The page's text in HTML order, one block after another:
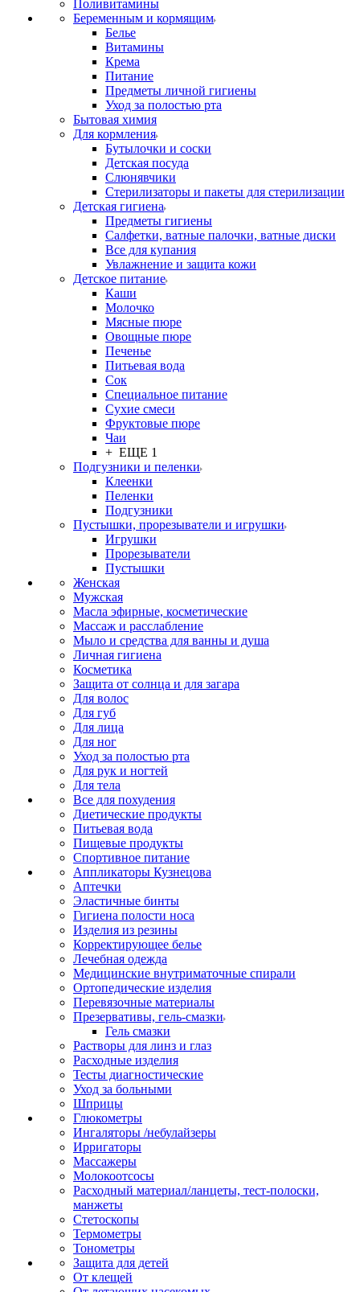
Поливитамины
Беременным и кормящим
Белье
Витамины
Крема
Питание
Предметы личной гигиены
Уход за полостью рта
Бытовая химия
Для кормления
Бутылочки и соски
Детская посуда
Слюнявчики
Стерилизаторы и пакеты для стерилизации
Детская гигиена
Предметы гигиены
Салфетки, ватные палочки, ватные диски
Все для купания
Увлажнение и защита кожи
Детское питание
Каши
Молочко
Мясные пюре
Овощные пюре
Печенье
Питьевая вода
Сок
Специальное питание
Сухие смеси
Фруктовые пюре
Чаи
+ ЕЩЕ 1
Подгузники и пеленки
Клеенки
Пеленки
Подгузники
Пустышки, прорезыватели и игрушки
Игрушки
Прорезыватели
Пустышки
Женская
Мужская
Масла эфирные, косметические
Массаж и расслабление
Мыло и средства для ванны и душа
Личная гигиена
Косметика
Защита от солнца и для загара
Для волос
Для губ
Для лица
Для ног
Уход за полостью рта
Для рук и ногтей
Для тела
Все для похудения
Диетические продукты
Питьевая вода
Пищевые продукты
Спортивное питание
Аппликаторы Кузнецова
Аптечки
Эластичные бинты
Гигиена полости носа
Изделия из резины
Корректирующее белье
Лечебная одежда
Медицинские внутриматочные спирали
Ортопедические изделия
Перевязочные материалы
Презервативы, гель-смазки
Гель смазки
Растворы для линз и глаз
Расходные изделия
Тесты диагностические
Уход за больными
Шприцы
Глюкометры
Ингаляторы /небулайзеры
Ирригаторы
Массажеры
Молокоотсосы
Расходный материал/ланцеты, тест-полоски,
манжеты
Стетоскопы
Термометры
Тонометры
Защита для детей
От клещей